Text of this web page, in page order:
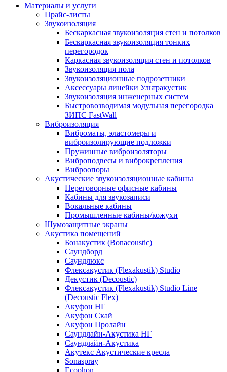
Материалы и услуги
Прайс-листы
Звукоизоляция
Бескаркасная звукоизоляция стен и потолков
Бескаркасная звукоизоляция тонких
перегородок
Каркасная звукоизоляция стен и потолков
Звукоизоляция пола
Звукоизоляционные подрозетники
Аксессуары линейки Ультракустик
Звукоизоляция инженерных систем
Быстровозводимая модульная перегородка
ЗИПС FastWall
Виброизоляция
Виброматы, эластомеры и
виброизолирующие подложки
Пружинные виброизоляторы
Виброподвесы и виброкрепления
Виброопоры
Акустические звукоизоляционные кабины
Переговорные офисные кабины
Кабины для звукозаписи
Вокальные кабины
Промышленные кабины/кожухи
Шумозащитные экраны
Акустика помещений
Бонакустик (Bonacoustic)
Саундборд
Саундлюкс
Флексакустик (Flexakustik) Studio
Декустик (Decoustic)
Флексакустик (Flexakustik) Studio Line
(Decoustic Flex)
Акуфон НГ
Акуфон Скай
Акуфон Пролайн
Саундлайн-Акустика НГ
Саундлайн-Акустика
Акутекс Акустические кресла
Sonaspray
Ecophon